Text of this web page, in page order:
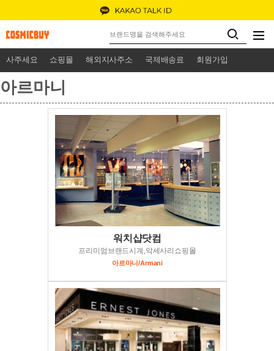
사주세요 쇼핑몰 해외지사주소 국제배송료 회원가입
아르마니
워치샵닷컴
프리미엄브랜드시계,악세사리쇼핑몰
아르마니/Armani